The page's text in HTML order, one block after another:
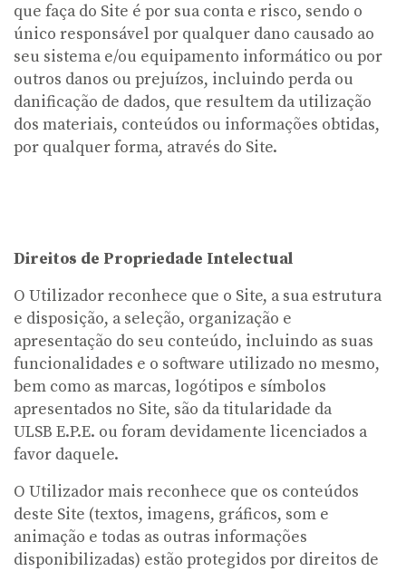
que faça do Site é por sua conta e risco, sendo o
único responsável por qualquer dano causado ao
seu sistema e/ou equipamento informático ou por
outros danos ou prejuízos, incluindo perda ou
danificação de dados, que resultem da utilização
dos materiais, conteúdos ou informações obtidas,
por qualquer forma, através do Site.
Direitos de Propriedade Intelectual
O Utilizador reconhece que o Site, a sua estrutura
e disposição, a seleção, organização e
apresentação do seu conteúdo, incluindo as suas
funcionalidades e o software utilizado no mesmo,
bem como as marcas, logótipos e símbolos
apresentados no Site, são da titularidade da
ULSB E.P.E. ou foram devidamente licenciados a
favor daquele.
O Utilizador mais reconhece que os conteúdos
deste Site (textos, imagens, gráficos, som e
animação e todas as outras informações
disponibilizadas) estão protegidos por direitos de